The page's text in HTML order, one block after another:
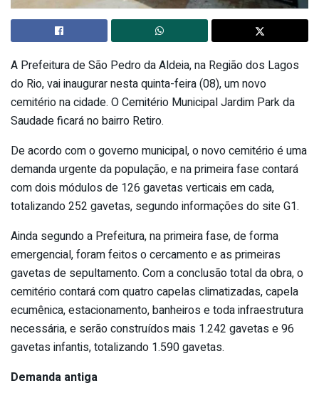
A Prefeitura de São Pedro da Aldeia, na Região dos Lagos
do Rio, vai inaugurar nesta quinta-feira (08), um novo
cemitério na cidade. O Cemitério Municipal Jardim Park da
Saudade ficará no bairro Retiro.
De acordo com o governo municipal, o novo cemitério é uma
demanda urgente da população, e na primeira fase contará
com dois módulos de 126 gavetas verticais em cada,
totalizando 252 gavetas, segundo informações do site G1.
Ainda segundo a Prefeitura, na primeira fase, de forma
emergencial, foram feitos o cercamento e as primeiras
gavetas de sepultamento. Com a conclusão total da obra, o
cemitério contará com quatro capelas climatizadas, capela
ecumênica, estacionamento, banheiros e toda infraestrutura
necessária, e serão construídos mais 1.242 gavetas e 96
gavetas infantis, totalizando 1.590 gavetas.
Demanda antiga